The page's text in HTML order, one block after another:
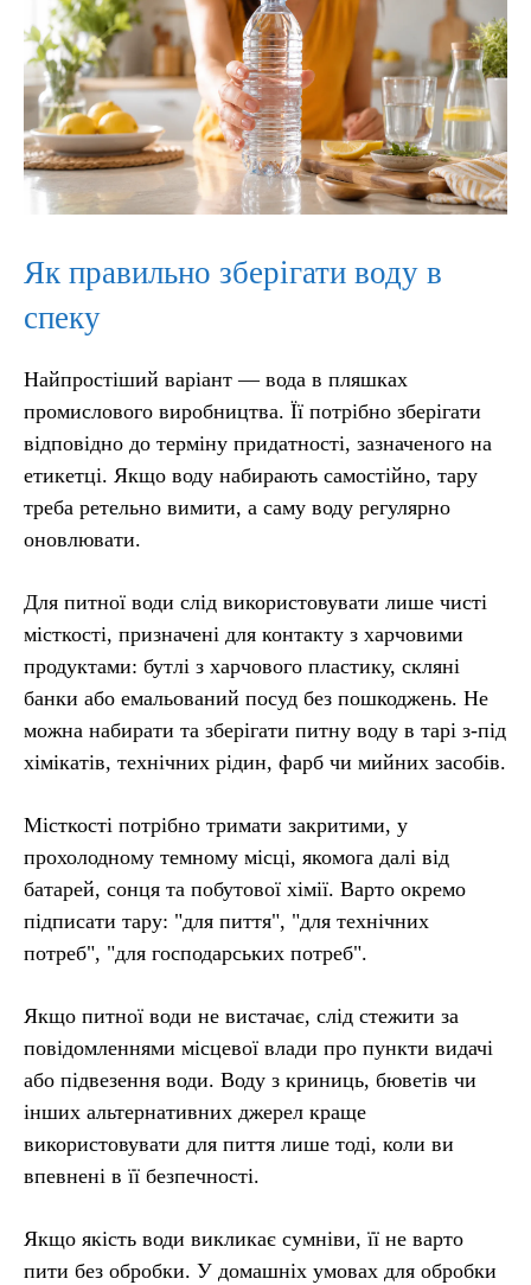
Як правильно зберігати воду в
спеку
Найпростіший варіант — вода в пляшках
промислового виробництва. Її потрібно зберігати
відповідно до терміну придатності, зазначеного на
етикетці. Якщо воду набирають самостійно, тару
треба ретельно вимити, а саму воду регулярно
оновлювати.
Для питної води слід використовувати лише чисті
місткості, призначені для контакту з харчовими
продуктами: бутлі з харчового пластику, скляні
банки або емальований посуд без пошкоджень. Не
можна набирати та зберігати питну воду в тарі з-під
хімікатів, технічних рідин, фарб чи мийних засобів.
Місткості потрібно тримати закритими, у
прохолодному темному місці, якомога далі від
батарей, сонця та побутової хімії. Варто окремо
підписати тару: "для пиття", "для технічних
потреб", "для господарських потреб".
Якщо питної води не вистачає, слід стежити за
повідомленнями місцевої влади про пункти видачі
або підвезення води. Воду з криниць, бюветів чи
інших альтернативних джерел краще
використовувати для пиття лише тоді, коли ви
впевнені в її безпечності.
Якщо якість води викликає сумніви, її не варто
пити без обробки. У домашніх умовах для обробки